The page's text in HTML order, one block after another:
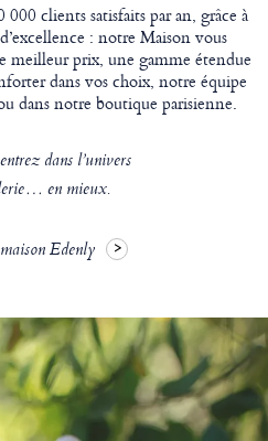
clients satisfaits par an, grâce à
: notre Maison vous
meilleur prix, une gamme étendue
dans vos choix, notre équipe
dans notre boutique parisienne.
dans l’univers
en mieux.
Edenly